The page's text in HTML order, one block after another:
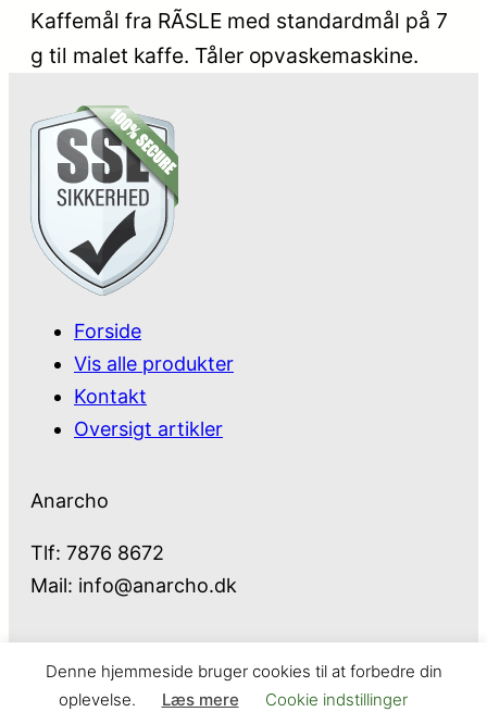
Kaffemål fra RÃSLE med standardmål på 7
g til malet kaffe. Tåler opvaskemaskine.
Forside
Vis alle produkter
Kontakt
Oversigt artikler
Anarcho
Tlf: 7876 8672
Mail: info@anarcho.dk
Anarcho – alt i Hårde Hvidevarer
Denne hjemmeside bruger cookies til at forbedre din
oplevelse.
Læs mere Cookie indstillinger